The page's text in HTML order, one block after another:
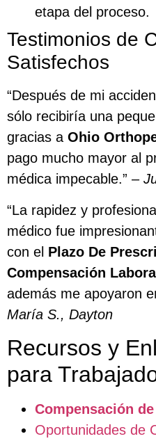
etapa del proceso.
Testimonios de
Satisfechos
“Después de mi
sólo recibiría una
gracias a Ohio
pago mucho mayor al
médica impecable.” –
“La rapidez y
médico fue
con el Plazo De
Compensación
además me apoyaron
María S., Dayton
Recursos y
para
Compensación
Oportunidades de